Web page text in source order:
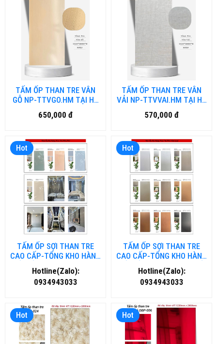
TẤM ỐP THAN TRE VÂN
GỖ NP-TTVGO.HM TẠI HỒ
CHÍ MINH
650,000 đ
TẤM ỐP THAN TRE VÂN
VẢI NP-TTVVAI.HM TẠI HỒ
CHÍ MINH
570,000 đ
Hot
TẤM ỐP SỢI THAN TRE
CAO CẤP-TỔNG KHO HÀNG
TẤM ỐP THAN TRE TẠI HÀ
NỘI
Hotline(Zalo):
0934943033
Hot
TẤM ỐP SỢI THAN TRE
CAO CẤP-TỔNG KHO HÀNG
TẤM ỐP THAN TRE TẠI HỒ
CHÍ MINH
Hotline(Zalo):
0934943033
Hot Hot